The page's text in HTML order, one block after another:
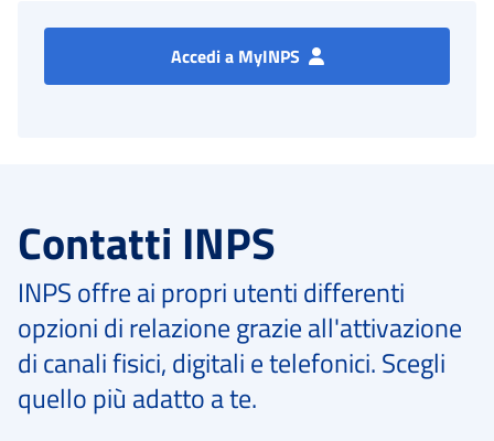
Accedi a MyINPS
Contatti INPS
INPS offre ai propri utenti differenti
opzioni di relazione grazie all'attivazione
di canali fisici, digitali e telefonici. Scegli
quello più adatto a te.